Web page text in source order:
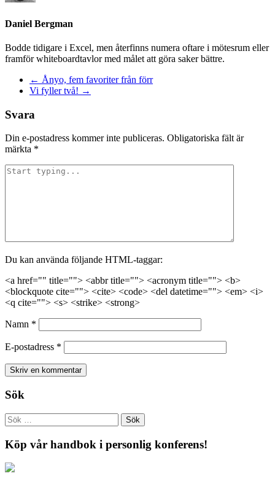
Daniel Bergman
Bodde tidigare i Excel, men återfinns numera oftare i mötesrum eller
framför whiteboardtavlor med målet att göra saker bättre.
Inläggnavigering
← Ånyo, fem favoriter från förr
Vi fyller två! →
Svara
Din e-postadress kommer inte publiceras. Obligatoriska fält är
märkta *
Du kan använda följande HTML-taggar:
<a href="" title=""> <abbr title=""> <acronym title=""> <b>
<blockquote cite=""> <cite> <code> <del datetime=""> <em> <i>
<q cite=""> <s> <strike> <strong>
Namn *
E-postadress *
Sök
Köp vår handbok i personlig konferens!